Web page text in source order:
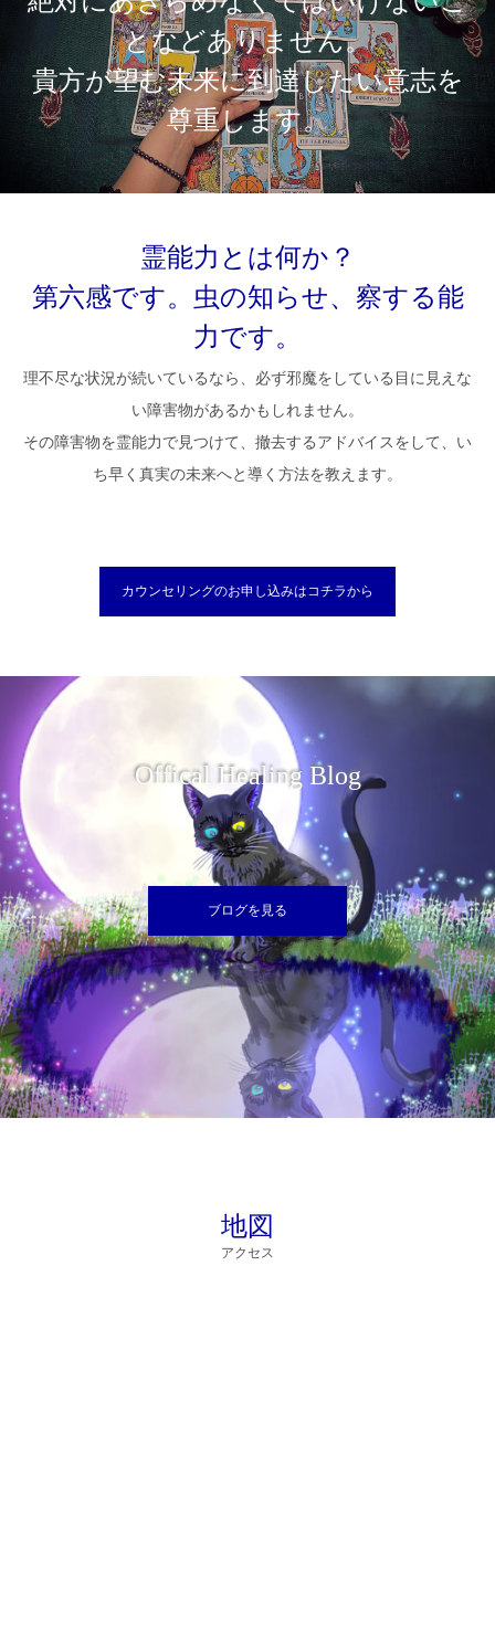
となどありません。
貴方が望む未来に到達したい意志を
尊重します。
霊能力とは何か？
第六感です。虫の知らせ、察する能
力です。
理不尽な状況が続いているなら、必ず邪魔をしている目に見えな
い障害物があるかもしれません。
その障害物を霊能力で見つけて、撤去するアドバイスをして、い
ち早く真実の未来へと導く方法を教えます。
カウンセリングのお申し込みはコチラから
Offical Healing Blog
ブログを見る
地図
アクセス